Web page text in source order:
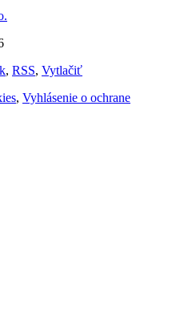
, RSS, Vytlačiť
, Vyhlásenie o ochrane